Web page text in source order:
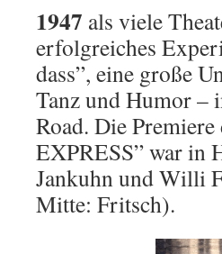
1947 als viele
erfolgreiches
dass”, eine große
Tanz und Humor –
Road. Die
EXPRESS” war in
Jankuhn und Willi
Mitte: Fritsch).